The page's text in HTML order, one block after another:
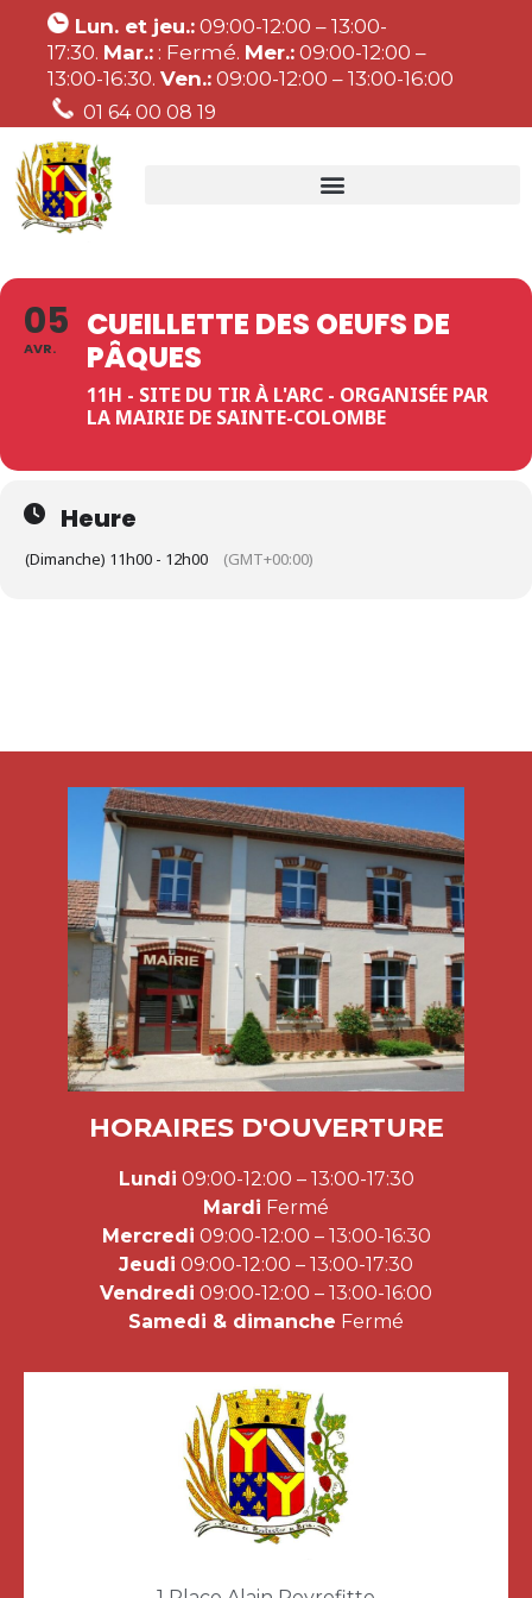
Lun. et jeu.: 09:00-12:00 – 13:00-
17:30. Mar.: : Fermé. Mer.: 09:00-12:00 –
13:00-16:30. Ven.: 09:00-12:00 – 13:00-16:00
01 64 00 08 19
05
AVR.
CUEILLETTE DES OEUFS DE
PÂQUES
11H - SITE DU TIR À L'ARC - ORGANISÉE PAR
LA MAIRIE DE SAINTE-COLOMBE
Heure
(Dimanche) 11h00 - 12h00 (GMT+00:00)
HORAIRES D'OUVERTURE
Lundi 09:00-12:00 – 13:00-17:30
Mardi Fermé
Mercredi 09:00-12:00 – 13:00-16:30
Jeudi 09:00-12:00 – 13:00-17:30
Vendredi 09:00-12:00 – 13:00-16:00
Samedi & dimanche Fermé